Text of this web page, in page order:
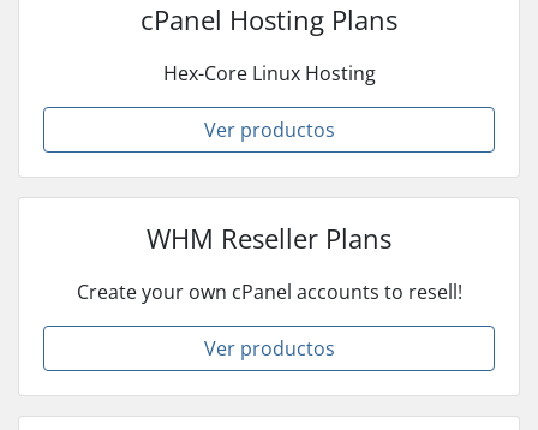
cPanel Hosting Plans
Hex-Core Linux Hosting
Ver productos
WHM Reseller Plans
Create your own cPanel accounts to resell!
Ver productos